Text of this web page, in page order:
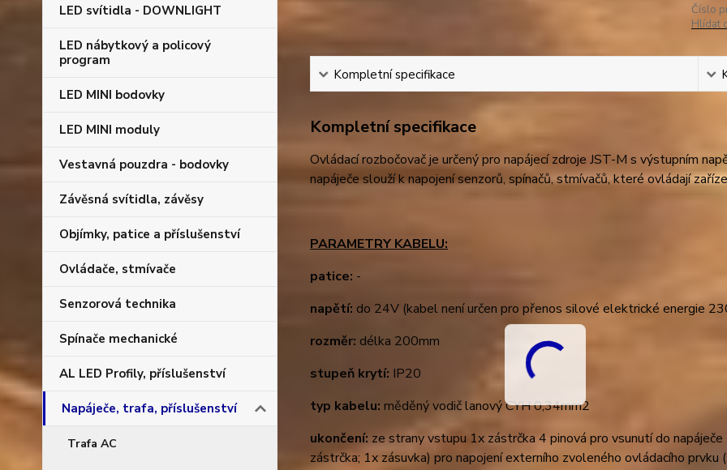
LED svítidla - DOWNLIGHT
LED nábytkový a policový
program
LED MINI bodovky
LED MINI moduly
Vestavná pouzdra - bodovky
Závěsná svítidla, závěsy
Objímky, patice a příslušenství
Ovládače, stmívače
Senzorová technika
Spínače mechanické
AL LED Profily, příslušenství
Napáječe, trafa, příslušenství
Trafa AC
Číslo
Hlídat
Kompletní specifikace
Kompletní specifikace
Ovládací rozbočovač je určený pro napájecí zdroje JST-M s výstupním
napáječe slouží k napojení senzorů, spínačů, stmívačů, které ovládají
PARAMETRY KABELU:
patice: -
napětí: do 24V (kabel není určen pro přenos silové elektrické energie
rozměr: délka 200mm
stupeň krytí: IP20
typ kabelu: měděný vodič lanový CYH 0,34mm2
ukončení: ze strany vstupu 1x zástrčka 4 pinová pro vsunutí do
zástrčka; 1x zásuvka) pro napojení externího zvoleného ovládacího